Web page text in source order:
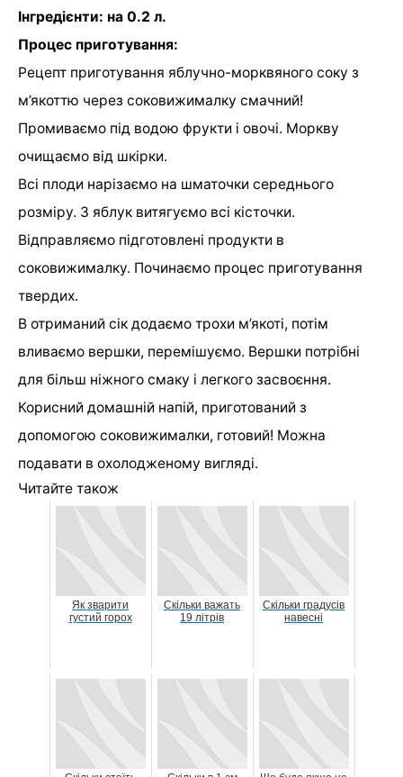
Інгредієнти: на 0.2 л.
Процес приготування:
Рецепт приготування яблучно-морквяного соку з
м’якоттю через соковижималку смачний!
Промиваємо під водою фрукти і овочі. Моркву
очищаємо від шкірки.
Всі плоди нарізаємо на шматочки середнього
розміру. З яблук витягуємо всі кісточки.
Відправляємо підготовлені продукти в
соковижималку. Починаємо процес приготування
твердих.
В отриманий сік додаємо трохи м’якоті, потім
вливаємо вершки, перемішуємо. Вершки потрібні
для більш ніжного смаку і легкого засвоєння.
Корисний домашній напій, приготований з
допомогою соковижималки, готовий! Можна
подавати в охолодженому вигляді.
Читайте також
Як зварити
густий горох
Скільки важать
19 літрів
Скільки градусів
навесні